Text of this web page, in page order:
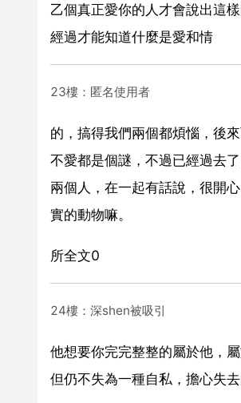
乙個真正愛你的人才會說出這
經過才能知道什麼是愛和情
23樓：匿名使用者
的，搞得我們兩個都煩惱，後
不愛都是個謎，不過已經過去
兩個人，在一起有話說，很開
實的動物嘛。
所全文0
24樓：深shen被吸引
他想要你完完整整的屬於他，
但仍不失為一種自私，擔心失